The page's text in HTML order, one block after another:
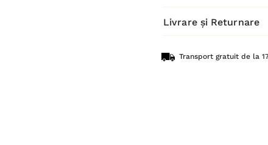
Livrare și Returnare
Transport gratuit de la